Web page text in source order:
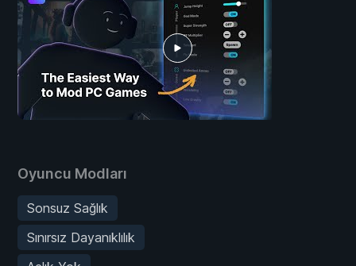
Oyuncu Modları
Sonsuz Sağlık
Sınırsız Dayanıklılık